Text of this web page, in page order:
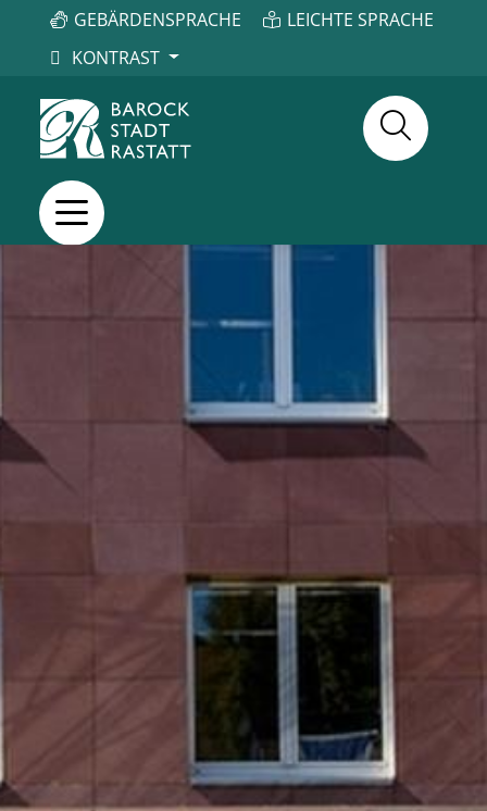
GEBÄRDENSPRACHE
LEICHTE SPRACHE
KONTRAST